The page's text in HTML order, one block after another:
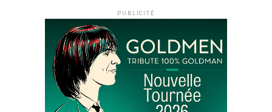
PUBLICITÉ